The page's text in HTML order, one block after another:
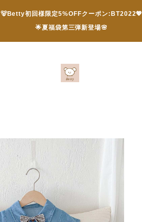
🐻Betty初回様限定5%OFFクーポン:BT2022💖
🌟夏福袋第三弾新登場🌸